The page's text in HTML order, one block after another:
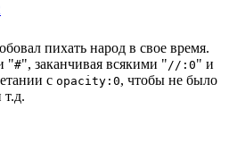
пихать народ в свое время.
"#", заканчивая всякими " //:0" и
с opacity:0, чтобы не было